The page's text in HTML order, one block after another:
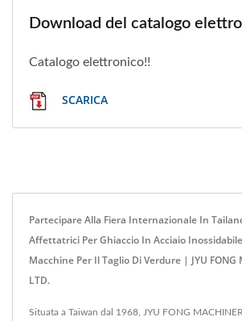
Download del catalogo
Catalogo elettronico!!
SCARICA
Partecipare Alla Fiera Internazionale In
Affettatrici Per Ghiaccio In Acciaio
Macchine Per Il Taglio Di Verdure | JYU FONG
LTD.
Situata a Taiwan dal 1968, JYU FONG